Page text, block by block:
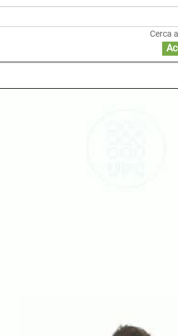
Cerca